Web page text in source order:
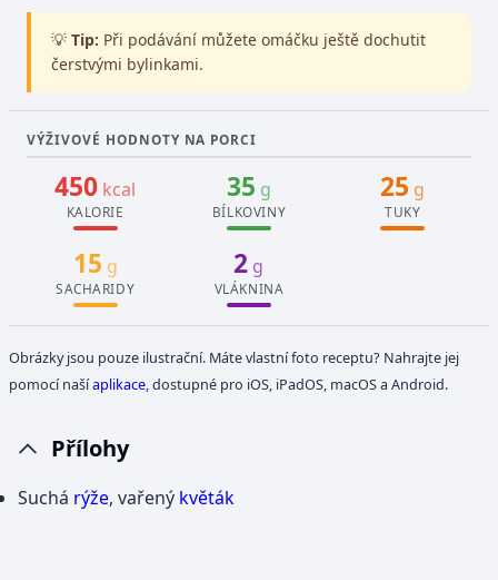
💡 Tip: Při podávání můžete omáčku ještě dochutit
čerstvými bylinkami.
VÝŽIVOVÉ HODNOTY NA PORCI
450 kcal
KALORIE
35 g
BÍLKOVINY
25 g
TUKY
15 g
SACHARIDY
2 g
VLÁKNINA
Obrázky jsou pouze ilustrační. Máte vlastní foto receptu? Nahrajte jej
pomocí našíaplikace, dostupné pro iOS, iPadOS, macOS a Android.
Přílohy
Suchá rýže, vařený květák